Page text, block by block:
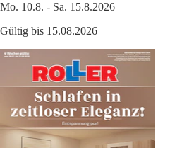
Mo. 10.8. - Sa. 15.8.2026
Gültig bis 15.08.2026